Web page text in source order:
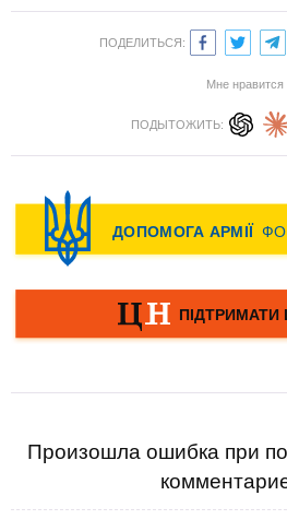
ПОДЕЛИТЬСЯ:
Мне нравится
ПОДЫТОЖИТЬ:
Произошла ошибка при